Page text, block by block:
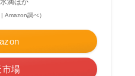
Amazon調べ）
市場